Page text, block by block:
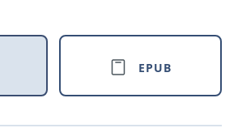
EPUB